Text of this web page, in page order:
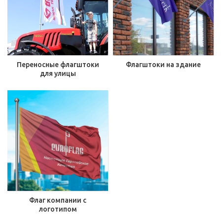
Переносные флагштоки
для улицы
Флагштоки на здание
Флаг компании с
логотипом